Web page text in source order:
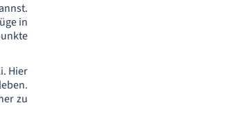
in
Hier
zu